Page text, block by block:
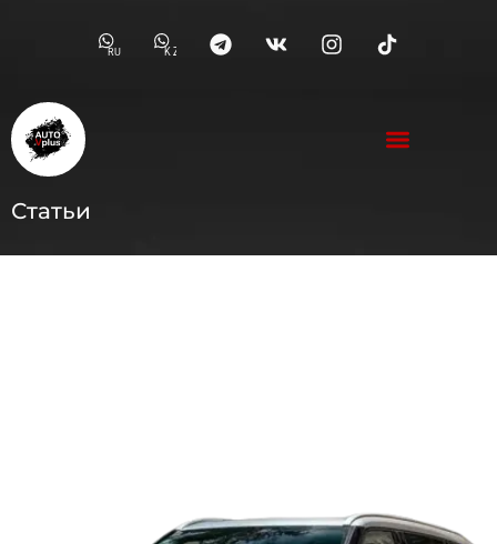
RU KZ
Статьи